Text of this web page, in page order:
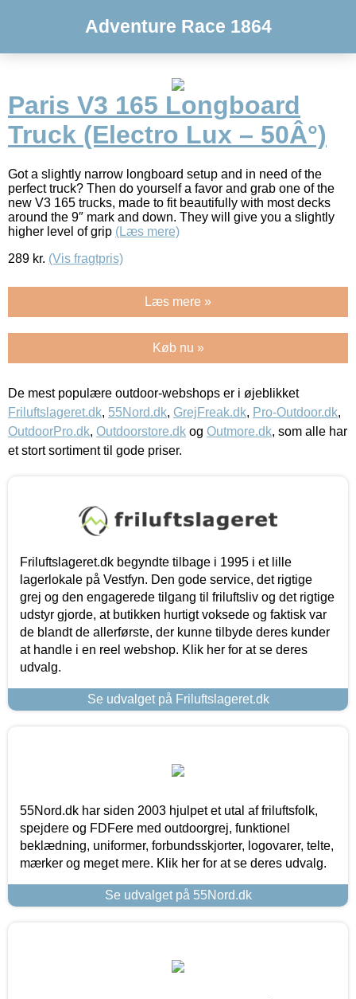
Adventure Race 1864
Paris V3 165 Longboard
Truck (Electro Lux – 50Â°)
Got a slightly narrow longboard setup and in need of the
perfect truck? Then do yourself a favor and grab one of the
new V3 165 trucks, made to fit beautifully with most decks
around the 9″ mark and down. They will give you a slightly
higher level of grip (Læs mere)
289 kr. (Vis fragtpris)
Læs mere »
Køb nu »
De mest populære outdoor-webshops er i øjeblikket
Friluftslageret.dk, 55Nord.dk, GrejFreak.dk, Pro-Outdoor.dk,
OutdoorPro.dk, Outdoorstore.dk og Outmore.dk, som alle har
et stort sortiment til gode priser.
Friluftslageret.dk begyndte tilbage i 1995 i et lille
lagerlokale på Vestfyn. Den gode service, det rigtige
grej og den engagerede tilgang til friluftsliv og det rigtige
udstyr gjorde, at butikken hurtigt voksede og faktisk var
de blandt de allerførste, der kunne tilbyde deres kunder
at handle i en reel webshop. Klik her for at se deres
udvalg.
Se udvalget på Friluftslageret.dk
55Nord.dk har siden 2003 hjulpet et utal af friluftsfolk,
spejdere og FDFere med outdoorgrej, funktionel
beklædning, uniformer, forbundsskjorter, logovarer, telte,
mærker og meget mere. Klik her for at se deres udvalg.
Se udvalget på 55Nord.dk